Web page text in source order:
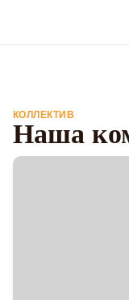
КОЛЛЕКТИВ
Наша